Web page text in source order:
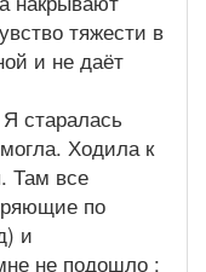
тяжести в
и не даёт
старалась
Ходила к
Там все
по
и
не подошло :